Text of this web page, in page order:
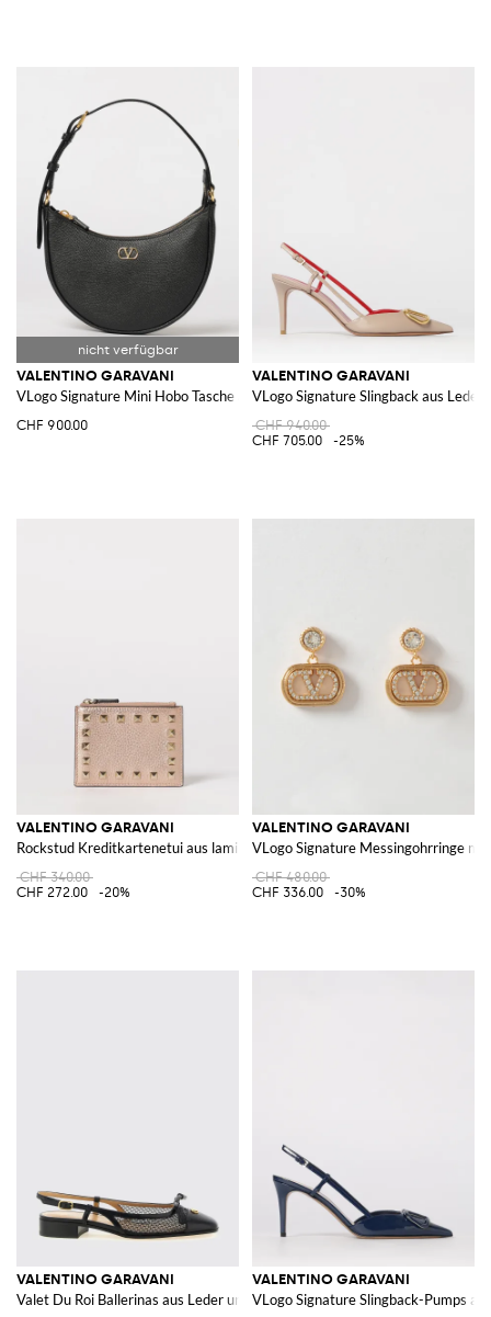
VALENTINO GARAVANI
VLogo Signature Mini Hobo Tasche aus genarbtem Leder
CHF 900.00
VALENTINO GARAVANI
VLogo Signature Slingback aus Leder
CHF 940.00
CHF 705.00
-25%
VALENTINO GARAVANI
Rockstud Kreditkartenetui aus laminiertem genarbtem Leder
CHF 340.00
CHF 272.00
-20%
VALENTINO GARAVANI
VLogo Signature Messingohrringe
CHF 480.00
CHF 336.00
-30%
VALENTINO GARAVANI
Valet Du Roi Ballerinas aus Leder und Mesh-Nylon
VALENTINO GARAVANI
VLogo Signature Slingback-Pumps